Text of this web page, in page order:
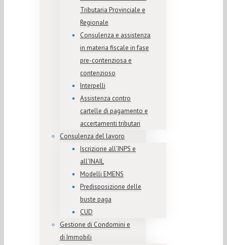
Tributaria Provinciale e
Regionale
Consulenza e assistenza
in materia fiscale in fase
pre-contenziosa e
contenzioso
Interpelli
Assistenza contro
cartelle di pagamento e
accertamenti tributari
Consulenza del lavoro
Iscrizione all’INPS e
all’INAIL
Modelli EMENS
Predisposizione delle
buste paga
CUD
Gestione di Condomini e
di Immobili